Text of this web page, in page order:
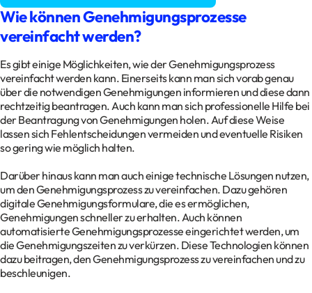
Wie können Genehmigungsprozesse
vereinfacht werden?
Es gibt einige Möglichkeiten, wie der Genehmigungsprozess
vereinfacht werden kann. Einerseits kann man sich vorab genau
über die notwendigen Genehmigungen informieren und diese dann
rechtzeitig beantragen. Auch kann man sich professionelle Hilfe bei
der Beantragung von Genehmigungen holen. Auf diese Weise
lassen sich Fehlentscheidungen vermeiden und eventuelle Risiken
so gering wie möglich halten.
Darüber hinaus kann man auch einige technische Lösungen nutzen,
um den Genehmigungsprozess zu vereinfachen. Dazu gehören
digitale Genehmigungsformulare, die es ermöglichen,
Genehmigungen schneller zu erhalten. Auch können
automatisierte Genehmigungsprozesse eingerichtet werden, um
die Genehmigungszeiten zu verkürzen. Diese Technologien können
dazu beitragen, den Genehmigungsprozess zu vereinfachen und zu
beschleunigen.